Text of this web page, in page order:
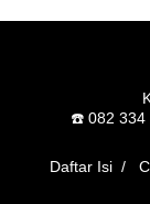
☎️ 082 334
Daftar Isi